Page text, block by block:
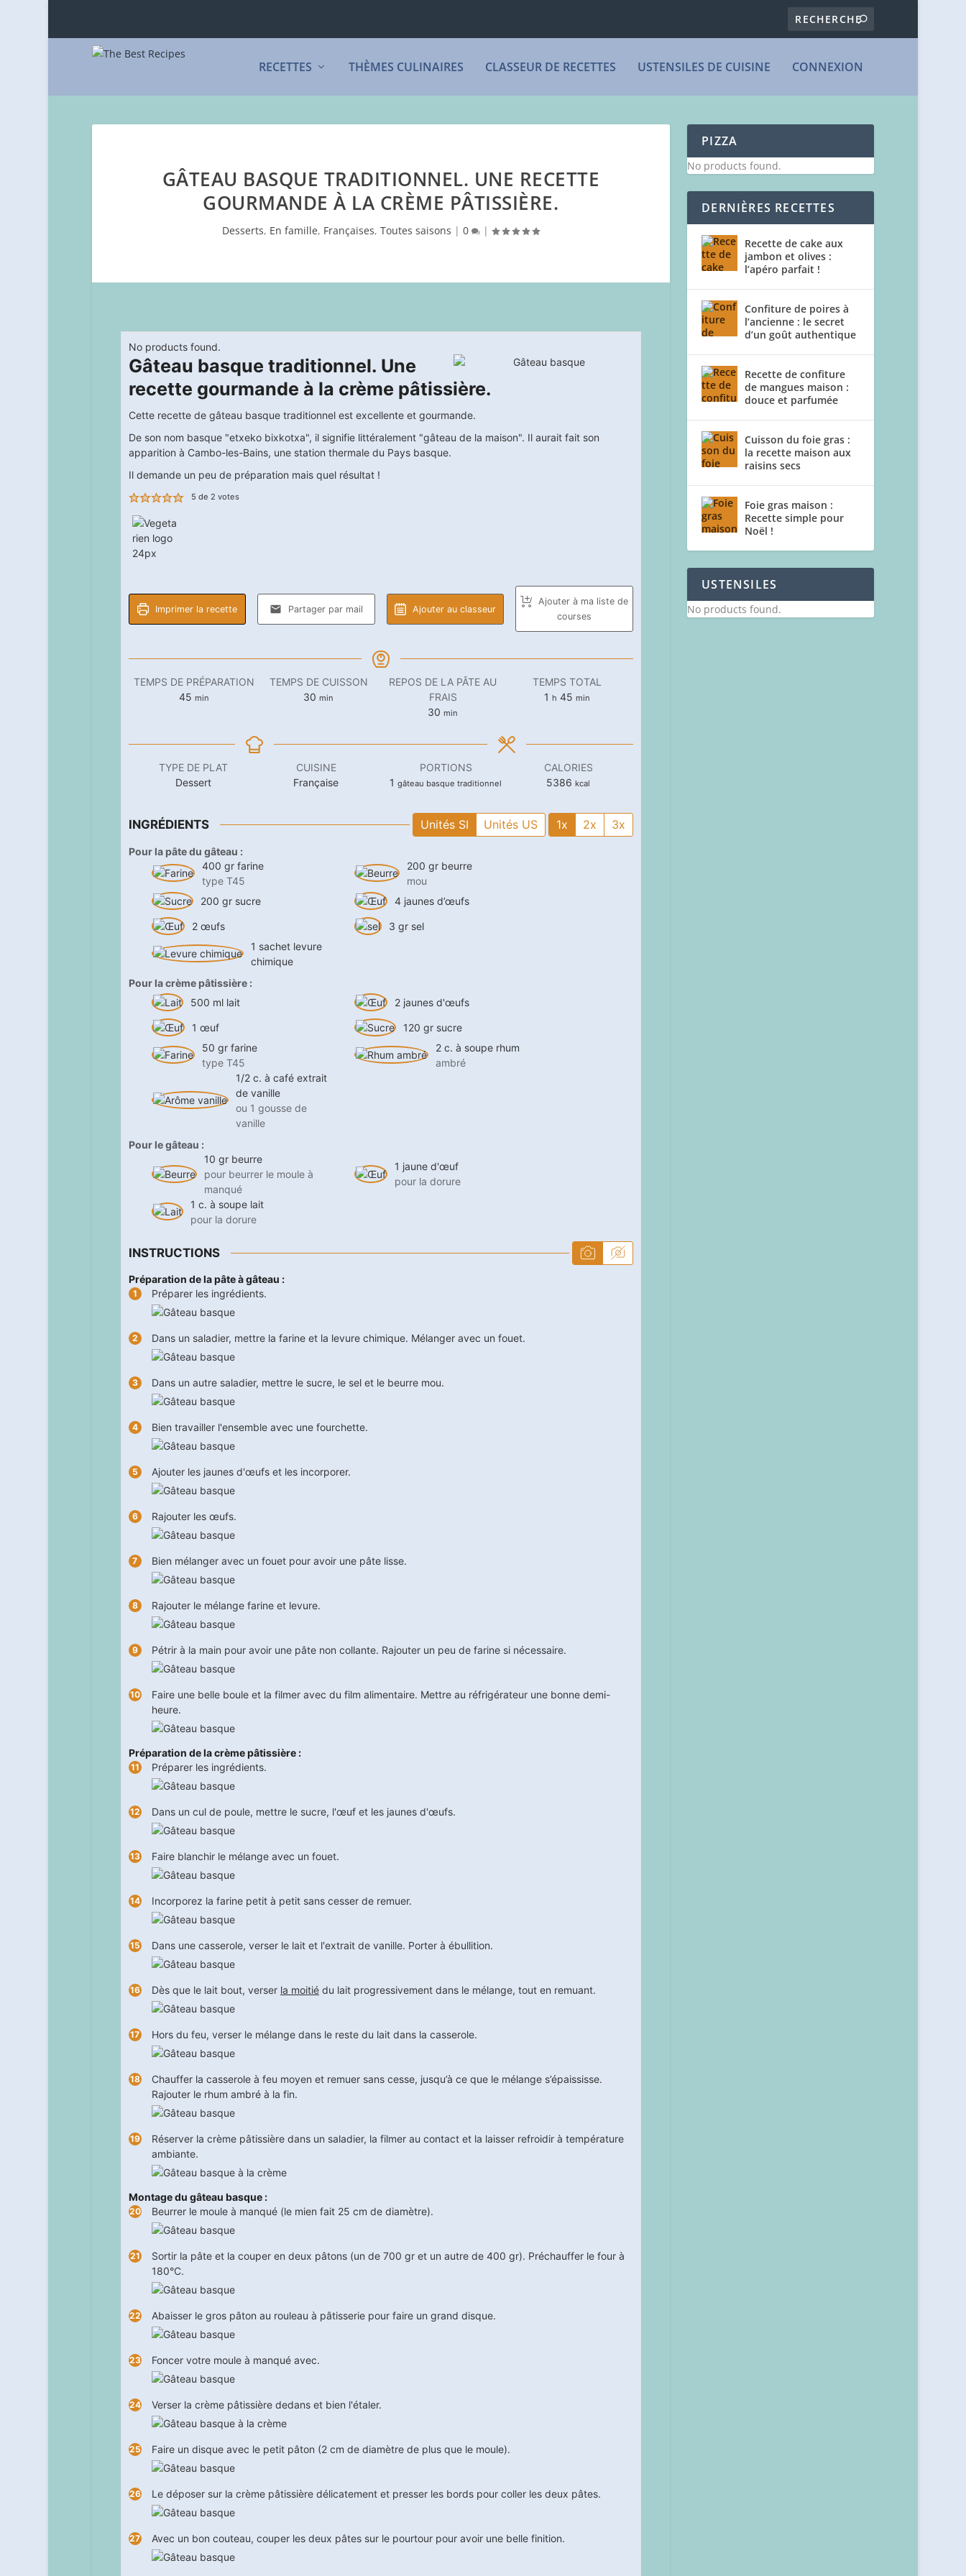
RECETTES THÈMES CULINAIRES CLASSEUR DE RECETTES USTENSILES DE CUISINE CONNEXION
GÂTEAU BASQUE TRADITIONNEL. UNE RECETTE
GOURMANDE À LA CRÈME PÂTISSIÈRE.
Desserts, En famille, Françaises,Toutes saisons |0 |
No products found.
Gâteau basque traditionnel. Une
recette gourmande à la crème pâtissière.
Cette recette de gâteau basque traditionnel est excellente et gourmande.
De son nom basque "etxeko bixkotxa", il signifie littéralement "gâteau de la maison". Il aurait fait son
apparition à Cambo-les-Bains, une station thermale du Pays basque.
Il demande un peu de préparation mais quel résultat !
5 de 2 votes
Imprimer la recette Partager par mail Ajouter au classeur
Ajouter à ma liste de
courses
TEMPS DE PRÉPARATION
45 minutes
min
TEMPS DE CUISSON
30 minutes
min
REPOS DE LA PÂTE AU
FRAIS
30 minutes
min
TEMPS TOTAL
1 heure
h 45 minutes
min
TYPE DE PLAT
Dessert
CUISINE
Française
PORTIONS
1 gâteau basque traditionnel
CALORIES
5386 kcal
INGRÉDIENTS Unités SI Unités US 1x 2x 3x
Pour la pâte du gâteau :
400 gr farine
type T45
200 gr beurre
mou
200 gr sucre 4 jaunes d’œufs
2 œufs 3 gr sel
1 sachet levure
chimique
Pour la crème pâtissière :
500 ml lait 2 jaunes d'œufs
1 œuf 120 gr sucre
50 gr farine
type T45
2 c. à soupe rhum
ambré
1/2 c. à café extrait
de vanille
ou 1 gousse de
vanille
Pour le gâteau :
10 gr beurre
pour beurrer le moule à
manqué
1 jaune d'œuf
pour la dorure
1 c. à soupe lait
pour la dorure
INSTRUCTIONS
Préparation de la pâte à gâteau :
Préparer les ingrédients.
Dans un saladier, mettre la farine et la levure chimique. Mélanger avec un fouet.
Dans un autre saladier, mettre le sucre, le sel et le beurre mou.
Bien travailler l'ensemble avec une fourchette.
Ajouter les jaunes d'œufs et les incorporer.
Rajouter les œufs.
Bien mélanger avec un fouet pour avoir une pâte lisse.
Rajouter le mélange farine et levure.
Pétrir à la main pour avoir une pâte non collante. Rajouter un peu de farine si nécessaire.
Faire une belle boule et la filmer avec du film alimentaire. Mettre au réfrigérateur une bonne demi-
heure.
Préparation de la crème pâtissière :
Préparer les ingrédients.
Dans un cul de poule, mettre le sucre, l'œuf et les jaunes d'œufs.
Faire blanchir le mélange avec un fouet.
Incorporez la farine petit à petit sans cesser de remuer.
Dans une casserole, verser le lait et l'extrait de vanille. Porter à ébullition.
Dès que le lait bout, verser la moitiédu lait progressivement dans le mélange, tout en remuant.
Hors du feu, verser le mélange dans le reste du lait dans la casserole.
Chauffer la casserole à feu moyen et remuer sans cesse, jusqu’à ce que le mélange s’épaississe.
Rajouter le rhum ambré à la fin.
Réserver la crème pâtissière dans un saladier, la filmer au contact et la laisser refroidir à température
ambiante.
Montage du gâteau basque :
Beurrer le moule à manqué (le mien fait 25 cm de diamètre).
Sortir la pâte et la couper en deux pâtons (un de 700 gr et un autre de 400 gr). Préchauffer le four à
180°C.
Abaisser le gros pâton au rouleau à pâtisserie pour faire un grand disque.
Foncer votre moule à manqué avec.
Verser la crème pâtissière dedans et bien l'étaler.
Faire un disque avec le petit pâton (2 cm de diamètre de plus que le moule).
Le déposer sur la crème pâtissière délicatement et presser les bords pour coller les deux pâtes.
Avec un bon couteau, couper les deux pâtes sur le pourtour pour avoir une belle finition.
PIZZA
No products found.
DERNIÈRES RECETTES
Recette de cake aux
jambon et olives :
l’apéro parfait !
Confiture de poires à
l’ancienne : le secret
d’un goût authentique
Recette de confiture
de mangues maison :
douce et parfumée
Cuisson du foie gras :
la recette maison aux
raisins secs
Foie gras maison :
Recette simple pour
Noël !
USTENSILES
No products found.